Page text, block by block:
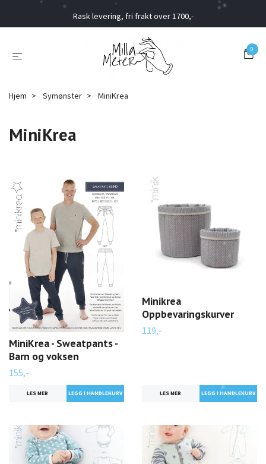
Rask levering, fri frakt over 1700,-
0
Hjem Symønster MiniKrea
MiniKrea
MiniKrea - Sweatpants -
Barn og voksen
155,-
LES MER
Minikrea
Oppbevaringskurver
119,-
LES MER